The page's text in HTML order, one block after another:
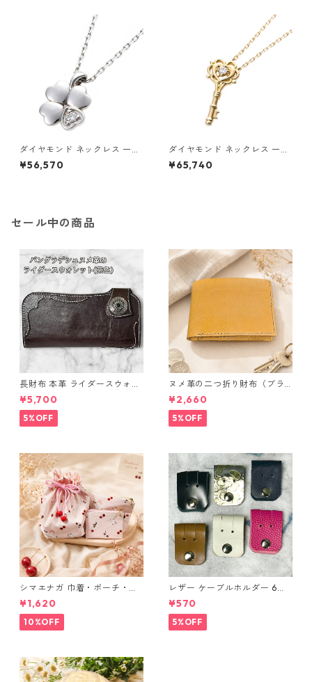
ダイヤモンド ネックレス 一粒
0.014ct プラチナ Pt900 四
葉 クローバーモチーフ ペンダ
¥56,570
ダイヤモンド ネックレス 一粒
K18 イエローゴールド 鍵 キー
モチーフ ペンダント 鑑別カー
¥65,740
セール中の商品
長財布 本革 ライダースウォレ
ット 国産 ヌメ革 ブラウン バ
ングラデシュ l175 レザー 革財
布 ハンドメイド 経年変化
¥5,700
5%OFF
ヌメ革の二つ折り財布（ブラ
ウン系）
¥2,660
5%OFF
シマエナガ 巾着・ポーチ・ミ
ニポーチ(カード収納にも) ３
点セット さくらんぼ柄×淡いピ
ンク
¥1,620
10%OFF
レザー ケーブルホルダー 6個
セット
¥570
5%OFF